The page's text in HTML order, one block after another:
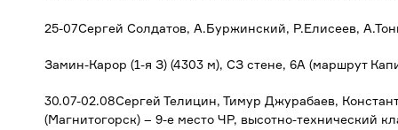
25-07Сергей Солдатов, А.Буржинский, Р.Елисеев,
Замин-Карор (1-я З) (4303 м), СЗ стене, 6А (маршрут
30.07-02.08Сергей Телицин, Тимур Джурабаев,
(Магнитогорск) – 9-е место ЧР, высотно-технический